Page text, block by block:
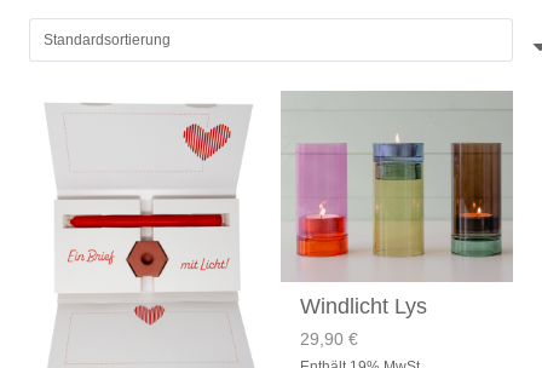
Windlicht Lys
29,90 €